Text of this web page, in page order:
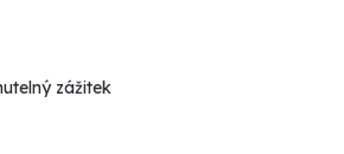
zážitek